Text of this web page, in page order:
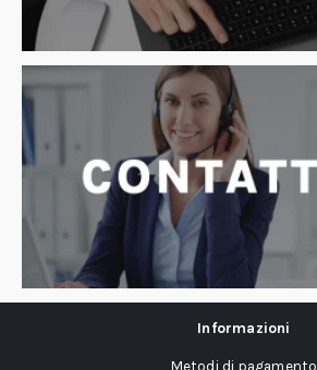
Informazioni
Metodi di pagamento